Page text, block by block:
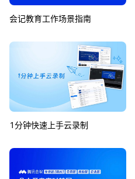
会记教育工作场景指南
1分钟快速上手云录制